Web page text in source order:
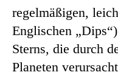
regelmäßigen,
Englischen
Sterns, die durch
Planeten